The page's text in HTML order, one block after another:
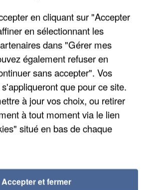
300 000 CLIENTS DÉROBÉES À
UNE...
en cliquant sur "Accepter
en sélectionnant les
dans "Gérer mes
également refuser en
sans accepter". Vos
que pour ce site.
à jour vos choix, ou retirer
à tout moment via le lien
situé en bas de chaque
Accepter et fermer